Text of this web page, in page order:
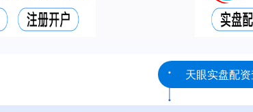
天眼实盘配